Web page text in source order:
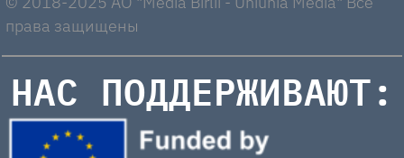
права защищены
НАС ПОДДЕРЖИВАЮТ: